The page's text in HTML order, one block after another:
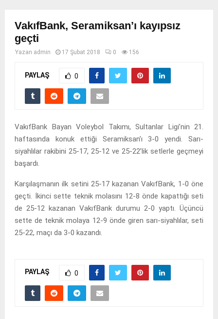
VakıfBank, Seramiksan’ı kayıpsız
geçti
Yazan admin 17 Şubat 2018 0 156
PAYLAŞ 0
VakıfBank Bayan Voleybol Takımı, Sultanlar Ligi’nin 21.
haftasında konuk ettiği Seramiksan’ı 3-0 yendi. Sarı-
siyahlılar rakibini 25-17, 25-12 ve 25-22’lik setlerle geçmeyi
başardı.
Karşılaşmanın ilk setini 25-17 kazanan VakıfBank, 1-0 öne
geçti. İkinci sette teknik molasını 12-8 önde kapattığı seti
de 25-12 kazanan VakıfBank durumu 2-0 yaptı. Üçüncü
sette de teknik molaya 12-9 önde giren sarı-siyahlılar, seti
25-22, maçı da 3-0 kazandı.
PAYLAŞ 0